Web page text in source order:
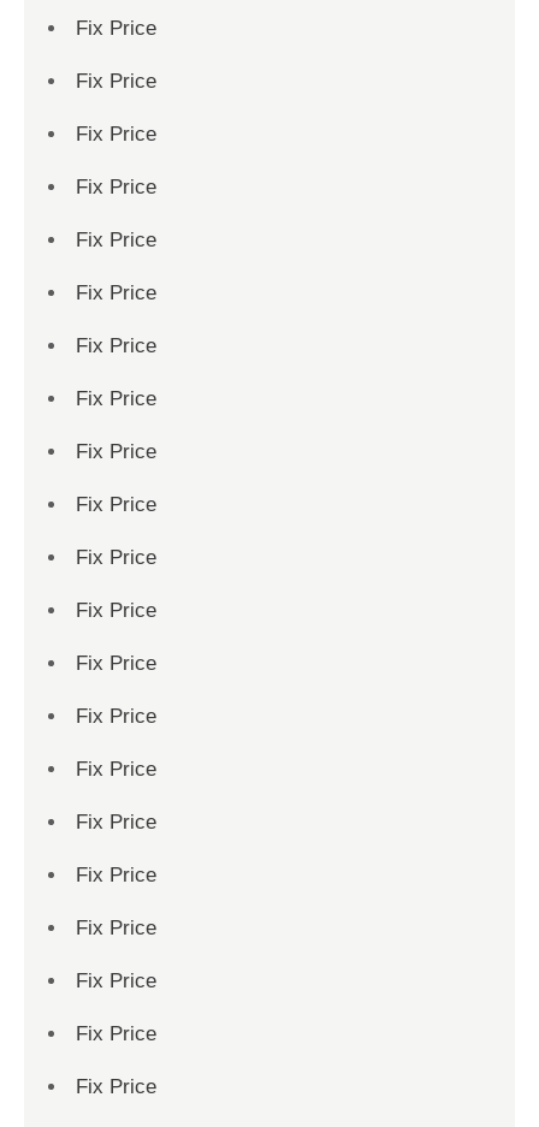
Fix Price
Fix Price
Fix Price
Fix Price
Fix Price
Fix Price
Fix Price
Fix Price
Fix Price
Fix Price
Fix Price
Fix Price
Fix Price
Fix Price
Fix Price
Fix Price
Fix Price
Fix Price
Fix Price
Fix Price
Fix Price